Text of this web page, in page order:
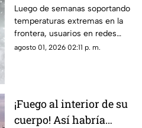
Cerro de la Biblia con
nieve tras días con más
de 40 grados en Juárez
Luego de semanas soportando
temperaturas extremas en la
frontera, usuarios en redes
sociales añoran las nevadas de
agosto 01, 2026 02:11 p. m.
¡Fuego al interior de su
cuerpo! Así habría